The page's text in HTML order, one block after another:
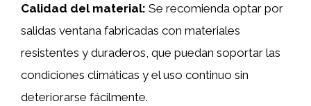
Calidad del material: Se recomienda optar por
salidas ventana fabricadas con materiales
resistentes y duraderos, que puedan soportar las
condiciones climáticas y el uso continuo sin
deteriorarse fácilmente.